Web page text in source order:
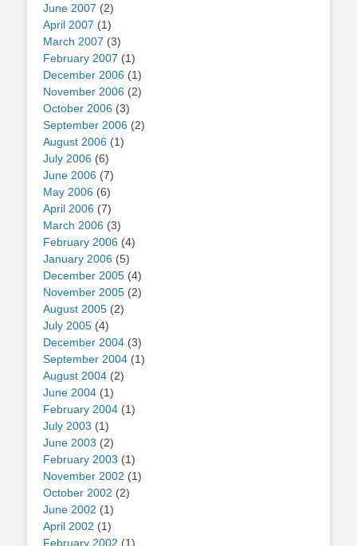
June 2007 (2)
April 2007 (1)
March 2007 (3)
February 2007 (1)
December 2006 (1)
November 2006 (2)
October 2006 (3)
September 2006 (2)
August 2006 (1)
July 2006 (6)
June 2006 (7)
May 2006 (6)
April 2006 (7)
March 2006 (3)
February 2006 (4)
January 2006 (5)
December 2005 (4)
November 2005 (2)
August 2005 (2)
July 2005 (4)
December 2004 (3)
September 2004 (1)
August 2004 (2)
June 2004 (1)
February 2004 (1)
July 2003 (1)
June 2003 (2)
February 2003 (1)
November 2002 (1)
October 2002 (2)
June 2002 (1)
April 2002 (1)
February 2002 (1)